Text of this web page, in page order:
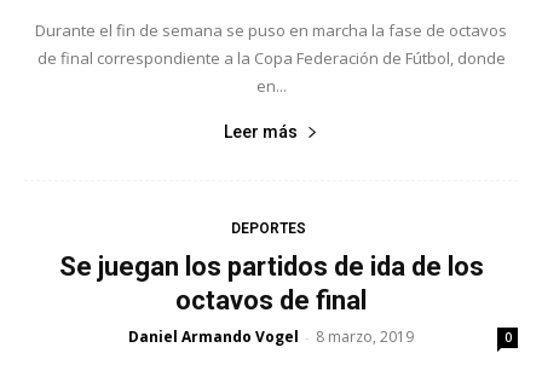
Durante el fin de semana se puso en marcha la fase de octavos
de final correspondiente a la Copa Federación de Fútbol, donde
en...
Leer más
DEPORTES
Se juegan los partidos de ida de los
octavos de final
Daniel Armando Vogel - 8 marzo, 2019 0